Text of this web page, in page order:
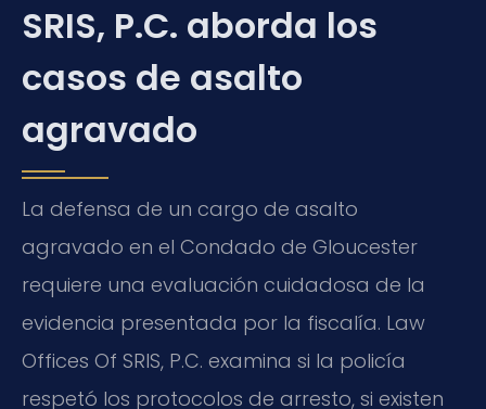
SRIS, P.C. aborda los
casos de asalto
agravado
La defensa de un cargo de asalto
agravado en el Condado de Gloucester
requiere una evaluación cuidadosa de la
evidencia presentada por la fiscalía. Law
Offices Of SRIS, P.C. examina si la policía
respetó los protocolos de arresto, si existen